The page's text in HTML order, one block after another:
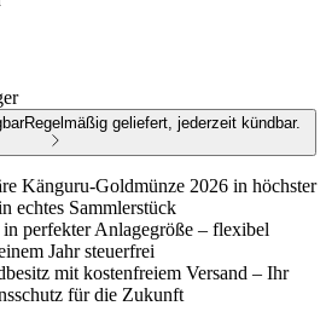
Regelmäßig geliefert, jederzeit kündbar.
Känguru-Goldmünze 2026 in höchster
echtes Sammlerstück
perfekter Anlagegröße – flexibel
Jahr steuerfrei
mit kostenfreiem Versand – Ihr
für die Zukunft